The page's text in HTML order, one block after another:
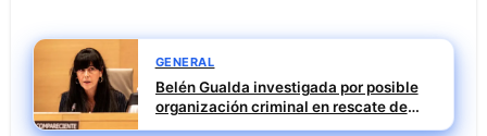
GENERAL
Belén Gualda investigada por posible
organización criminal en rescate de
Tubos Reunidos